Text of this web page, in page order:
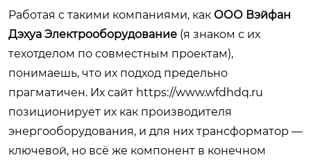
Работая с такими компаниями, как ООО Вэйфан
Дэхуа Электрооборудование (я знаком с их
техотделом по совместным проектам),
понимаешь, что их подход предельно
прагматичен. Их сайт https://www.wfdhdq.ru
позиционирует их как производителя
энергооборудования, и для них трансформатор —
ключевой, но всё же компонент в конечном